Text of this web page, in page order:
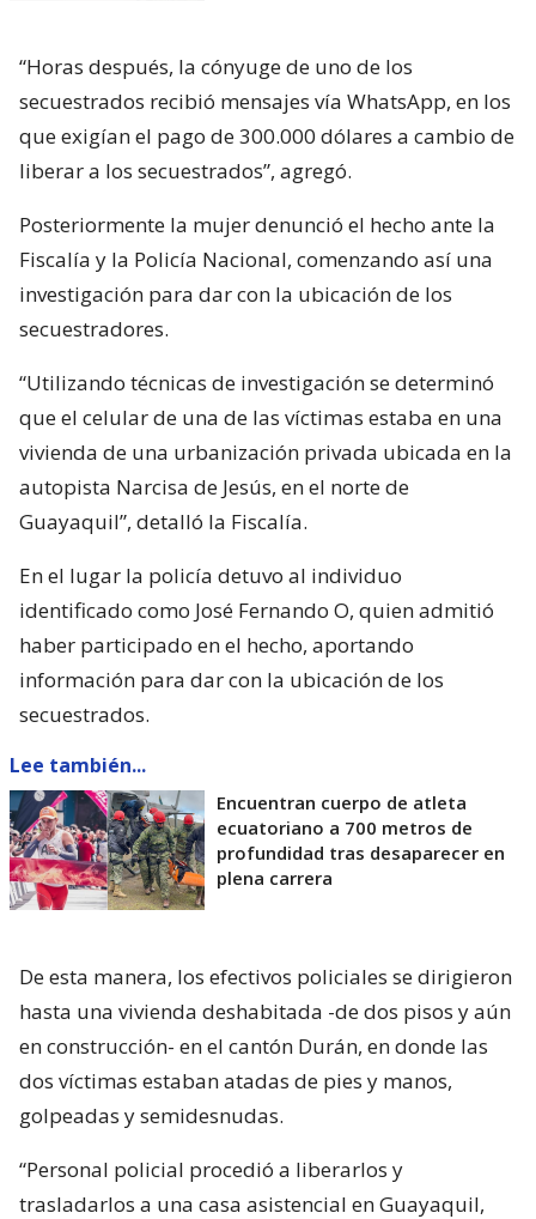
“Horas después, la cónyuge de uno de los
secuestrados recibió mensajes vía WhatsApp, en los
que exigían el pago de 300.000 dólares a cambio de
liberar a los secuestrados”, agregó.
Posteriormente la mujer denunció el hecho ante la
Fiscalía y la Policía Nacional, comenzando así una
investigación para dar con la ubicación de los
secuestradores.
“Utilizando técnicas de investigación se determinó
que el celular de una de las víctimas estaba en una
vivienda de una urbanización privada ubicada en la
autopista Narcisa de Jesús, en el norte de
Guayaquil”, detalló la Fiscalía.
En el lugar la policía detuvo al individuo
identificado como José Fernando O, quien admitió
haber participado en el hecho, aportando
información para dar con la ubicación de los
secuestrados.
Lee también...
Encuentran cuerpo de atleta
ecuatoriano a 700 metros de
profundidad tras desaparecer en
plena carrera
De esta manera, los efectivos policiales se dirigieron
hasta una vivienda deshabitada -de dos pisos y aún
en construcción- en el cantón Durán, en donde las
dos víctimas estaban atadas de pies y manos,
golpeadas y semidesnudas.
“Personal policial procedió a liberarlos y
trasladarlos a una casa asistencial en Guayaquil,